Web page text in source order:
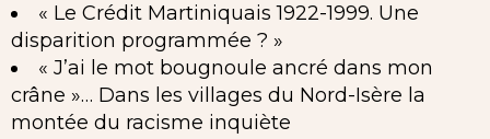
« Le Crédit Martiniquais 1922-1999. Une
disparition programmée ? »
« J’ai le mot bougnoule ancré dans mon
crâne »… Dans les villages du Nord-Isère la
montée du racisme inquiète